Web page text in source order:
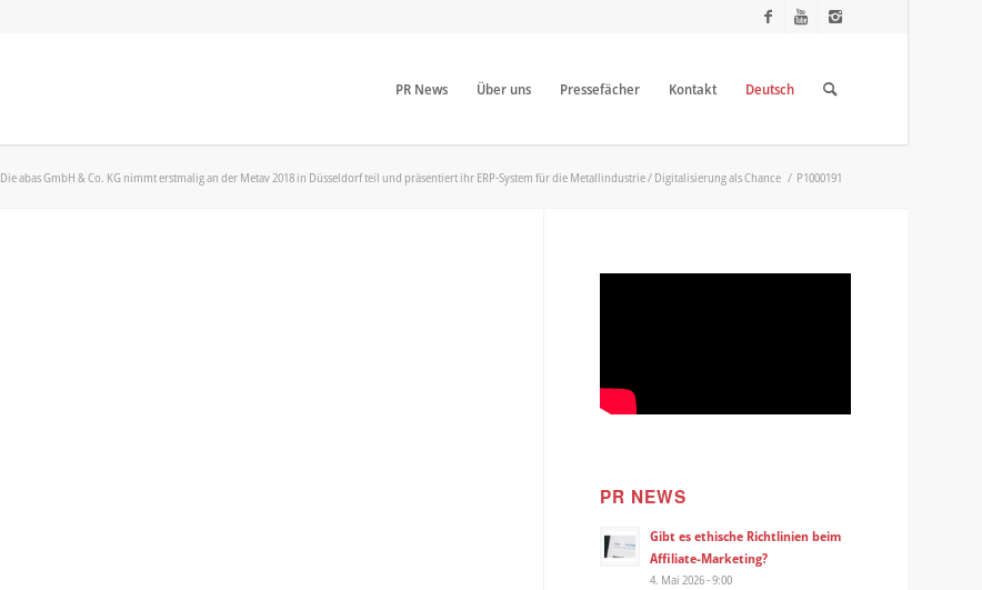
PR News Über uns Pressefächer Kontakt Deutsch
Die abas GmbH & Co. KG nimmt erstmalig an der Metav 2018 in Düsseldorf teil und präsentiert ihr ERP-System für die Metallindustrie / Digitalisierung als Chance / P1000191
PR NEWS
Gibt es ethische Richtlinien beim
Affiliate-Marketing?
4. Mai 2026 - 9:00